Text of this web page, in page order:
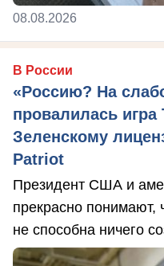
08.08.2026
В России
«Россию? На
провалилась
Зеленскому
Patriot
Президент США и
прекрасно понимают,
не способна ничего